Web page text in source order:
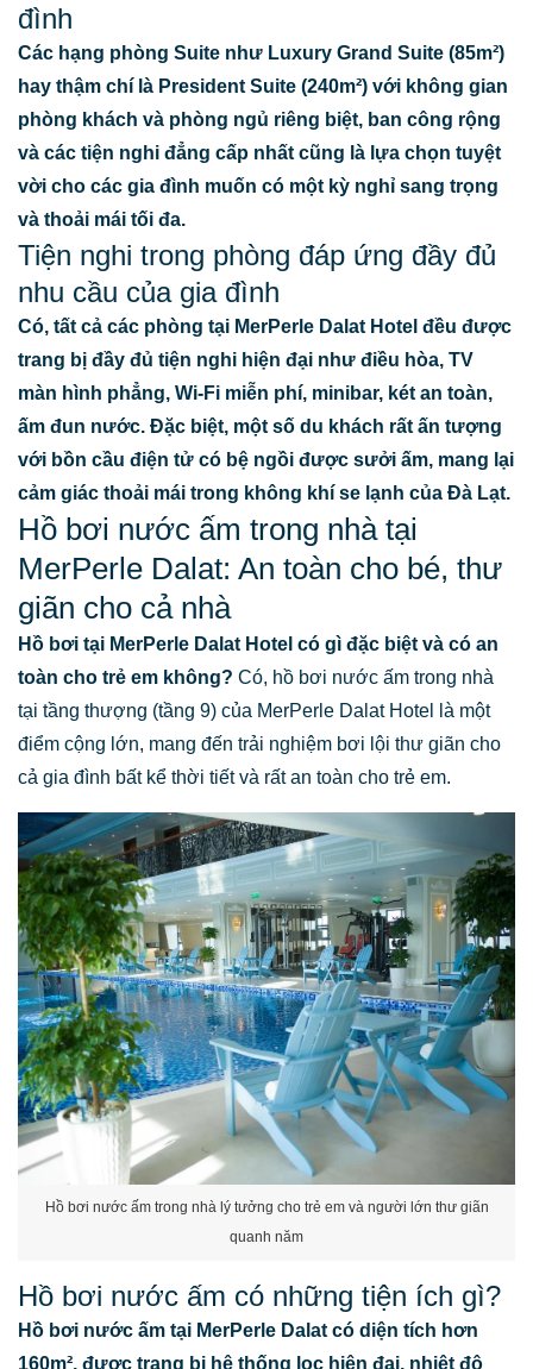
đình
Các hạng phòng Suite như Luxury Grand Suite (85m²)
hay thậm chí là President Suite (240m²) với không gian
phòng khách và phòng ngủ riêng biệt, ban công rộng
và các tiện nghi đẳng cấp nhất cũng là lựa chọn tuyệt
vời cho các gia đình muốn có một kỳ nghỉ sang trọng
và thoải mái tối đa.
Tiện nghi trong phòng đáp ứng đầy đủ
nhu cầu của gia đình
Có, tất cả các phòng tại MerPerle Dalat Hotel đều được
trang bị đầy đủ tiện nghi hiện đại như điều hòa, TV
màn hình phẳng, Wi-Fi miễn phí, minibar, két an toàn,
ấm đun nước. Đặc biệt, một số du khách rất ấn tượng
với bồn cầu điện tử có bệ ngồi được sưởi ấm, mang lại
cảm giác thoải mái trong không khí se lạnh của Đà Lạt.
Hồ bơi nước ấm trong nhà tại
MerPerle Dalat: An toàn cho bé, thư
giãn cho cả nhà
Hồ bơi tại MerPerle Dalat Hotel có gì đặc biệt và có an
toàn cho trẻ em không? Có, hồ bơi nước ấm trong nhà
tại tầng thượng (tầng 9) của MerPerle Dalat Hotel là một
điểm cộng lớn, mang đến trải nghiệm bơi lội thư giãn cho
cả gia đình bất kể thời tiết và rất an toàn cho trẻ em.
Hồ bơi nước ấm trong nhà lý tưởng cho trẻ em và người lớn thư giãn
quanh năm
Hồ bơi nước ấm có những tiện ích gì?
Hồ bơi nước ấm tại MerPerle Dalat có diện tích hơn
160m², được trang bị hệ thống lọc hiện đại, nhiệt độ